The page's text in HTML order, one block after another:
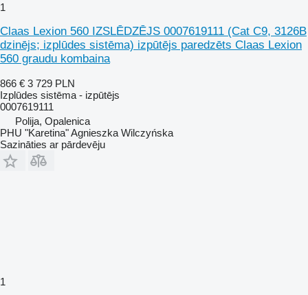
1
Claas Lexion 560 IZSLĒDZĒJS 0007619111 (Cat C9, 3126B
dzinējs; izplūdes sistēma) izpūtējs paredzēts Claas Lexion
560 graudu kombaina
866 € 3 729 PLN
Izplūdes sistēma - izpūtējs
0007619111
Polija, Opalenica
PHU "Karetina" Agnieszka Wilczyńska
Sazināties ar pārdevēju
1